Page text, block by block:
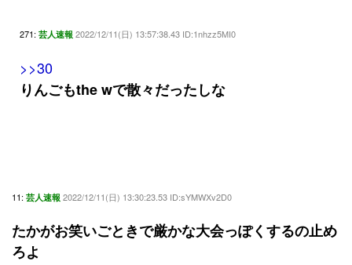
271: 芸人速報 2022/12/11(日) 13:57:38.43 ID:1nhzz5MI0
>>30
りんごもthe wで散々だったしな
11: 芸人速報 2022/12/11(日) 13:30:23.53 ID:sYMWXv2D0
たかがお笑いごときで厳かな大会っぽくするの止め
ろよ